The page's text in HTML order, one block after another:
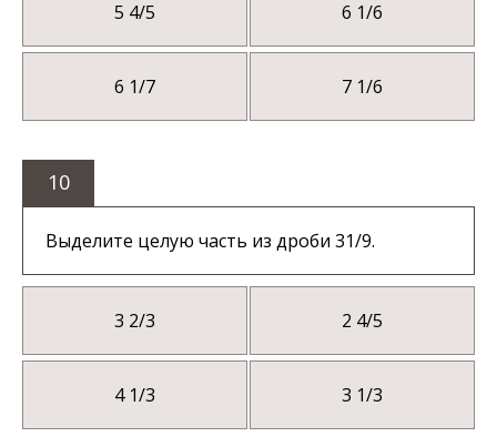
5 4/5 6 1/6
6 1/7 7 1/6
10
Выделите целую часть из дроби 31/9.
3 2/3 2 4/5
4 1/3 3 1/3